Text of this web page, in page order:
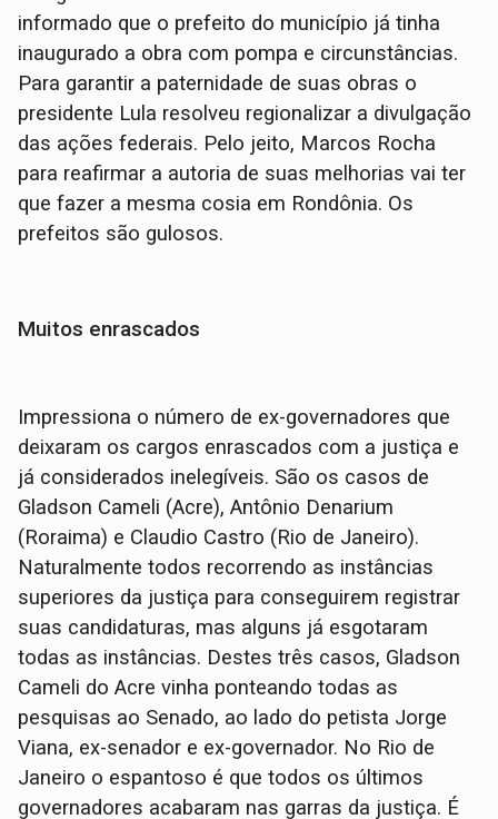
informado que o prefeito do município já tinha
inaugurado a obra com pompa e circunstâncias.
Para garantir a paternidade de suas obras o
presidente Lula resolveu regionalizar a divulgação
das ações federais. Pelo jeito, Marcos Rocha
para reafirmar a autoria de suas melhorias vai ter
que fazer a mesma cosia em Rondônia. Os
prefeitos são gulosos.
Muitos enrascados
Impressiona o número de ex-governadores que
deixaram os cargos enrascados com a justiça e
já considerados inelegíveis. São os casos de
Gladson Cameli (Acre), Antônio Denarium
(Roraima) e Claudio Castro (Rio de Janeiro).
Naturalmente todos recorrendo as instâncias
superiores da justiça para conseguirem registrar
suas candidaturas, mas alguns já esgotaram
todas as instâncias. Destes três casos, Gladson
Cameli do Acre vinha ponteando todas as
pesquisas ao Senado, ao lado do petista Jorge
Viana, ex-senador e ex-governador. No Rio de
Janeiro o espantoso é que todos os últimos
governadores acabaram nas garras da justiça. É